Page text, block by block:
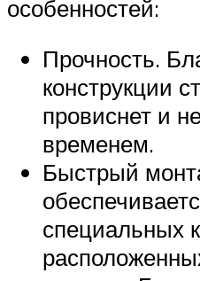
особенностей:
Прочность.
конструкции
провиснет и
временем.
Быстрый
специальных